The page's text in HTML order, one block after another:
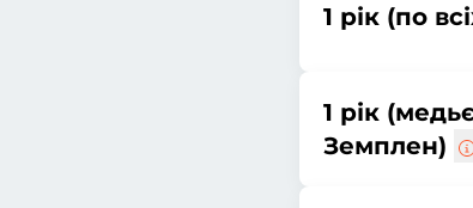
1 рік (по
1 рік
Земплен)